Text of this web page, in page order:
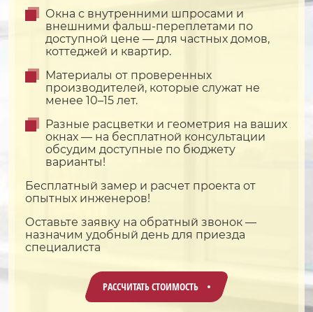
Окна с внутренними шпросами и
внешними фальш-переплетами по
доступной цене — для частных домов,
коттеджей и квартир.
Материалы от проверенных
производителей, которые служат не
менее 10–15 лет.
Разные расцветки и геометрия на ваших
окнах — на бесплатной консультации
обсудим доступные по бюджету
варианты!
Бесплатный замер и расчет проекта от
опытных инженеров!
Оставьте заявку на обратный звонок —
назначим удобный день для приезда
специалиста
РАССЧИТАТЬ СТОИМОСТЬ